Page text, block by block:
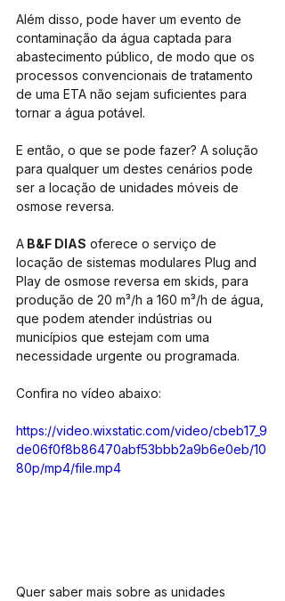
Além disso, pode haver um evento de
contaminação da água captada para
abastecimento público, de modo que os
processos convencionais de tratamento
de uma ETA não sejam suficientes para
tornar a água potável.
E então, o que se pode fazer? A solução
para qualquer um destes cenários pode
ser a locação de unidades móveis de
osmose reversa.
A B&F DIAS oferece o serviço de
locação de sistemas modulares Plug and
Play de osmose reversa em skids, para
produção de 20 m³/h a 160 m³/h de água,
que podem atender indústrias ou
municípios que estejam com uma
necessidade urgente ou programada.
Confira no vídeo abaixo:
https://video.wixstatic.com/video/cbeb17_9
de06f0f8b86470abf53bbb2a9b6e0eb/10
80p/mp4/file.mp4
Quer saber mais sobre as unidades